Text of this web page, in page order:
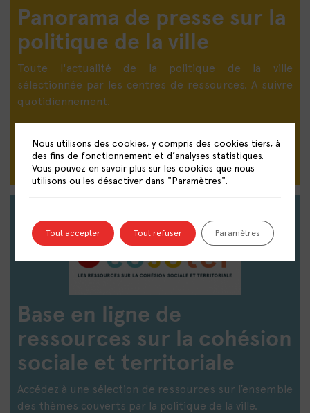
Panorama de presse sur la
politique de la ville
Toute l'actualité de la politique de la ville
sélectionnée par les centres de ressources. A suivre
quotidiennement.
DÉCOUVRIR LE PANORAMA DE PRESSE
Base en ligne de
ressources sur la cohésion
sociale et territoriale
Accédez à une sélection de ressources sur l’ensemble
des thèmes couverts par la politique de la ville.
Nous utilisons des cookies, y compris des cookies tiers, à
des fins de fonctionnement et d’analyses statistiques.
Vous pouvez en savoir plus sur les cookies que nous
utilisons ou les désactiver dans "Paramètres".
Tout accepter Tout refuser Paramètres